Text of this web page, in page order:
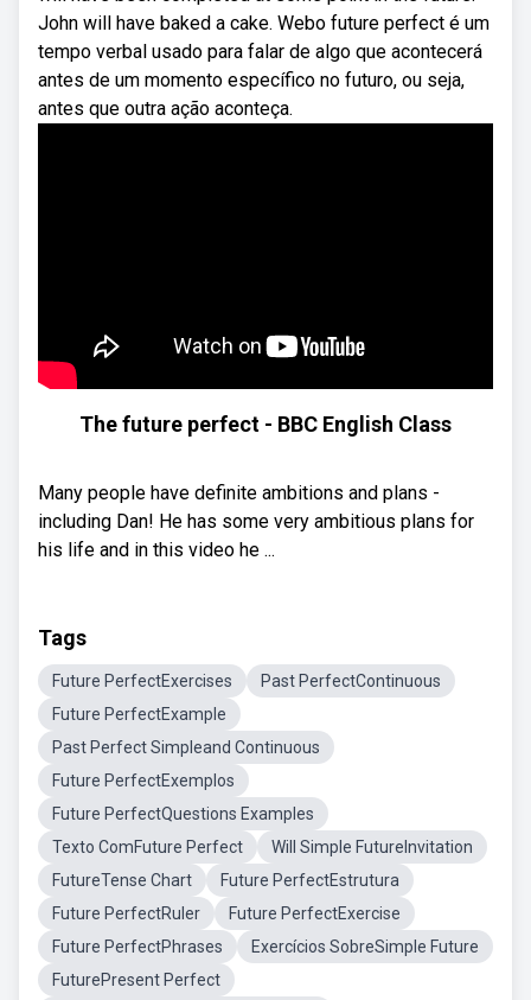
John will have baked a cake. Webo future perfect é um
tempo verbal usado para falar de algo que acontecerá
antes de um momento específico no futuro, ou seja,
antes que outra ação aconteça.
The future perfect - BBC English Class
Many people have definite ambitions and plans -
including Dan! He has some very ambitious plans for
his life and in this video he ...
Tags
Future PerfectExercises
Past PerfectContinuous
Future PerfectExample
Past Perfect Simpleand Continuous
Future PerfectExemplos
Future PerfectQuestions Examples
Texto ComFuture Perfect
Will Simple FutureInvitation
FutureTense Chart
Future PerfectEstrutura
Future PerfectRuler
Future PerfectExercise
Future PerfectPhrases
Exercícios SobreSimple Future
FuturePresent Perfect